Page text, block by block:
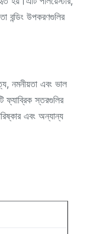
বন্ডিং উপকরণগুলির
নমনীয়তা এবং ভাল
ফ্যাব্রিক স্তরগুলির
এবং অন্যান্য